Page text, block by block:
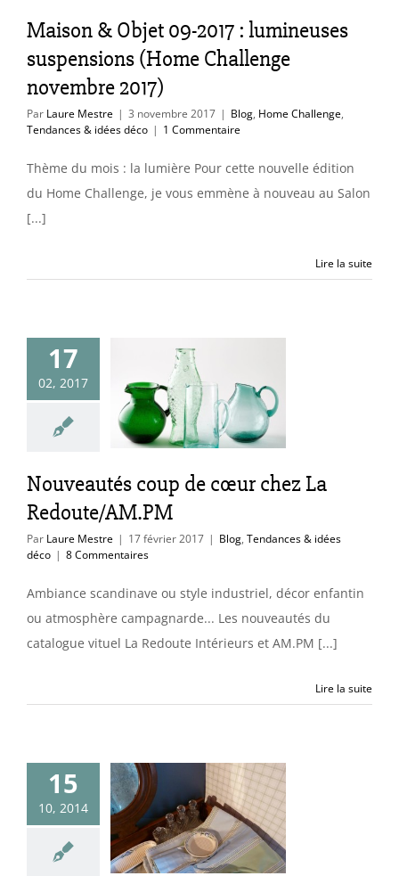
& idées déco
Maison & Objet 09-2017 : lumineuses
suspensions (Home Challenge
novembre 2017)
Par Laure Mestre | 3 novembre 2017 | Blog, Home Challenge,
Tendances & idées déco | 1 Commentaire
Thème du mois : la lumière Pour cette nouvelle édition
du Home Challenge, je vous emmène à nouveau au Salon
[...]
Lire la suite
17
02, 2017
coup
chez La
AM.PM
Nouveautés coup de cœur chez La
Redoute/AM.PM
Par Laure Mestre | 17 février 2017 | Blog, Tendances & idées
déco | 8 Commentaires
Ambiance scandinave ou style industriel, décor enfantin
ou atmosphère campagnarde... Les nouveautés du
catalogue vituel La Redoute Intérieurs et AM.PM [...]
Lire la suite
15
10, 2014
de
: bleu
et vert